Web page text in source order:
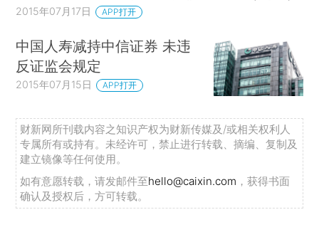
2015年07月17日 APP打开
中国人寿减持中信证券 未违
反证监会规定
2015年07月15日 APP打开
财新网所刊载内容之知识产权为财新传媒及/或相关权利人
专属所有或持有。未经许可，禁止进行转载、摘编、复制及
建立镜像等任何使用。
如有意愿转载，请发邮件至hello@caixin.com ，获得书面
确认及授权后，方可转载。